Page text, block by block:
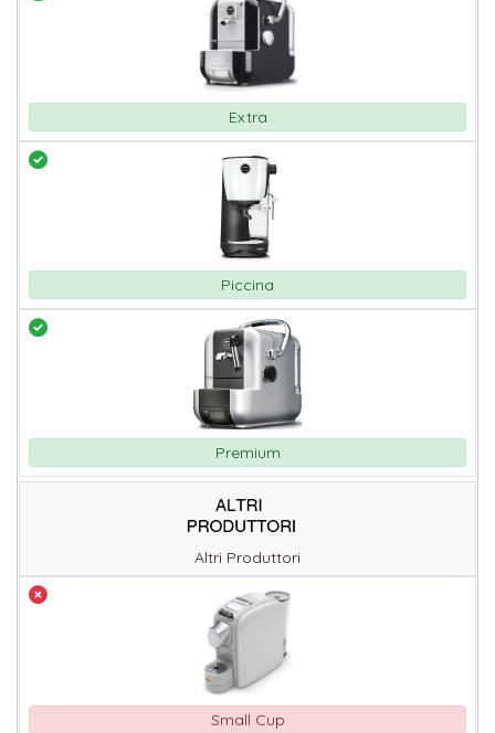
Extra
Piccina
Premium
Altri Produttori
Small Cup